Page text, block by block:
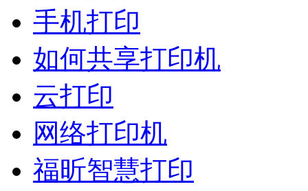
手机打印
如何共享打印机
云打印
网络打印机
福昕智慧打印